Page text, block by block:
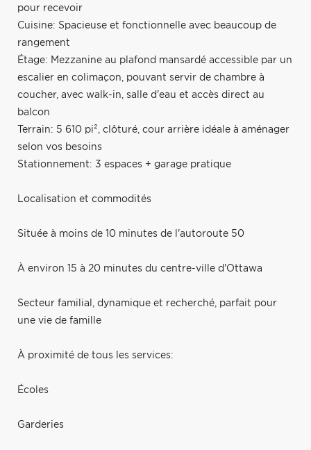
pour recevoir
Cuisine: Spacieuse et fonctionnelle avec beaucoup de
rangement
Étage: Mezzanine au plafond mansardé accessible par un
escalier en colimaçon, pouvant servir de chambre à
coucher, avec walk-in, salle d'eau et accès direct au
balcon
Terrain: 5 610 pi², clôturé, cour arrière idéale à aménager
selon vos besoins
Stationnement: 3 espaces + garage pratique
Localisation et commodités
Située à moins de 10 minutes de l'autoroute 50
À environ 15 à 20 minutes du centre-ville d'Ottawa
Secteur familial, dynamique et recherché, parfait pour
une vie de famille
À proximité de tous les services:
Écoles
Garderies